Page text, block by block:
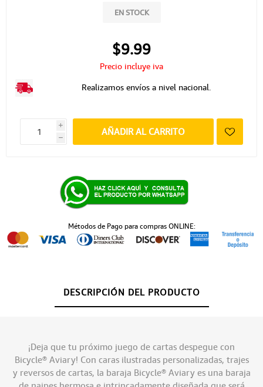
EN STOCK
$9.99
Precio incluye iva
Realizamos envíos a nivel nacional.
i
h
AÑADIR AL CARRITO
Métodos de Pago para compras ONLINE:
DESCRIPCIÓN DEL PRODUCTO
¡Deja que tu próximo juego de cartas despegue con
Bicycle® Aviary! Con caras ilustradas personalizadas, trajes
y reversos de cartas, la baraja Bicycle® Aviary es una baraja